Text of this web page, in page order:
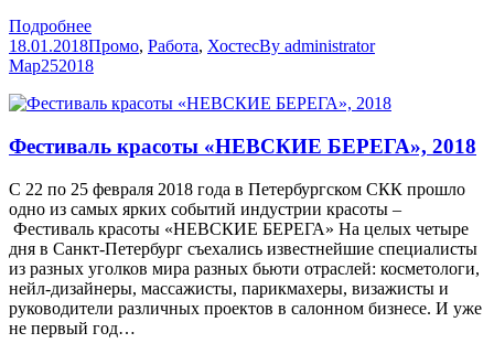
Подробнее
18.01.2018Промо, Работа, ХостесBy administrator
Мар252018
Фестиваль красоты «НЕВСКИЕ БЕРЕГА», 2018
С 22 по 25 февраля 2018 года в Петербургском СКК прошло
одно из самых ярких событий индустрии красоты –
Фестиваль красоты «НЕВСКИЕ БЕРЕГА» На целых четыре
дня в Санкт-Петербург съехались известнейшие специалисты
из разных уголков мира разных бьюти отраслей: косметологи,
нейл-дизайнеры, массажисты, парикмахеры, визажисты и
руководители различных проектов в салонном бизнесе. И уже
не первый год…